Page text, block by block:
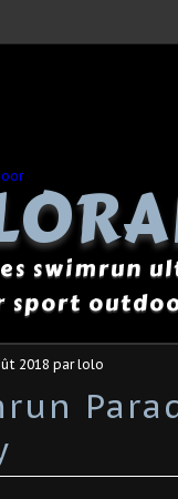
swimrun
sport
2018 par lolo